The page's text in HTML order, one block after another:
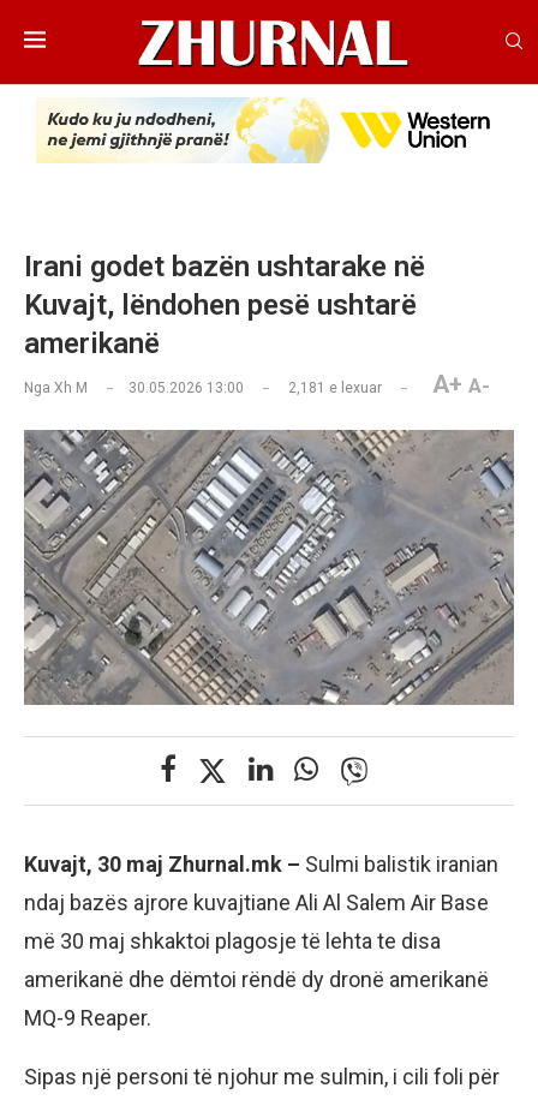
Irani godet bazën ushtarake në
Kuvajt, lëndohen pesë ushtarë
amerikanë
Nga Xh M 30.05.2026 13:00 2,181 e lexuar A+ A-
Kuvajt, 30 maj Zhurnal.mk – Sulmi balistik iranian
ndaj bazës ajrore kuvajtiane Ali Al Salem Air Base
më 30 maj shkaktoi plagosje të lehta te disa
amerikanë dhe dëmtoi rëndë dy dronë amerikanë
MQ-9 Reaper.
Sipas një personi të njohur me sulmin, i cili foli për